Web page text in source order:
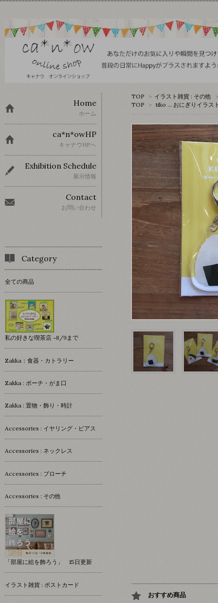
TOP > イラスト雑貨 : その他
>
TOP
> tiko … おにぎりイラス
おすすめ商品
Home
ホーム
ca*n*owHP
キャナウHPへ
Exhibition Schedule
展示情報
Contact
お問い合わせ
Category
全ての商品
私の好きな喫茶店 ~8/9まで
Zakka：食器・カトラリー
Zakka : ポーチ・がま口
Zakka : 置物・飾り・時計
Accessories : イヤリング・ピアス
Accessories : ネックレス
Accessories : ブローチ
Accessories : その他
「部屋に絵を飾ろう」 15日更新
イラスト雑貨 : ポストカード